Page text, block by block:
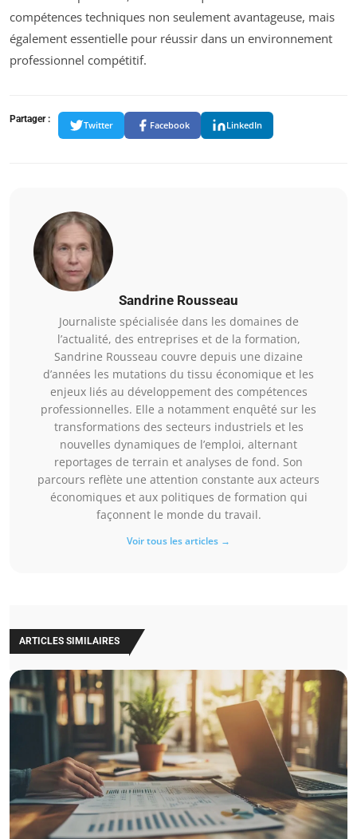
compétences techniques non seulement avantageuse, mais
également essentielle pour réussir dans un environnement
professionnel compétitif.
Partager :
Twitter Facebook LinkedIn
Sandrine Rousseau
Journaliste spécialisée dans les domaines de
l’actualité, des entreprises et de la formation,
Sandrine Rousseau couvre depuis une dizaine
d’années les mutations du tissu économique et les
enjeux liés au développement des compétences
professionnelles. Elle a notamment enquêté sur les
transformations des secteurs industriels et les
nouvelles dynamiques de l’emploi, alternant
reportages de terrain et analyses de fond. Son
parcours reflète une attention constante aux acteurs
économiques et aux politiques de formation qui
façonnent le monde du travail.
Voir tous les articles →
ARTICLES SIMILAIRES